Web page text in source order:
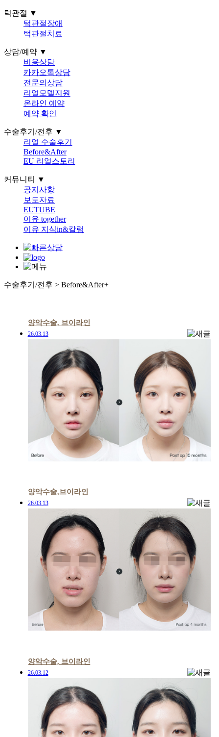
턱관절 ▼
턱관절장애
턱관절치료
상담/예약 ▼
비용상담
카카오톡상담
전문의상담
리얼모델지원
온라인 예약
예약 확인
수술후기/전후 ▼
리얼 수술후기
Before&After
EU 리얼스토리
커뮤니티 ▼
공지사항
보도자료
EUTUBE
이유 together
이유 지식in&칼럼
수술후기/전후 > Before&After+
EU 리얼스토리
양악수술, 브이라인
26.03.13
양악수술,브이라인
26.03.13
양악수술, 브이라인
26.03.12